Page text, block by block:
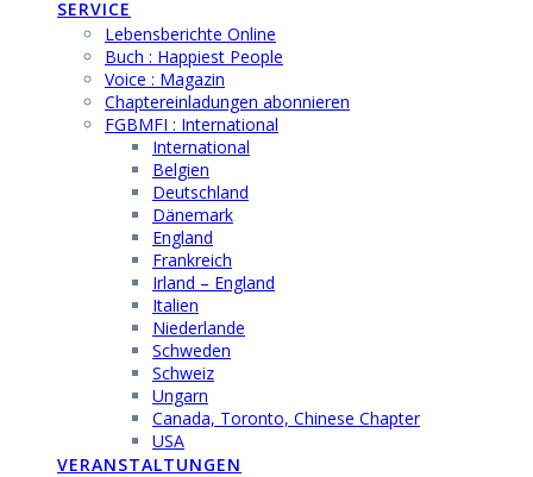
SERVICE
Lebensberichte Online
Buch : Happiest People
Voice : Magazin
Chaptereinladungen abonnieren
FGBMFI : International
International
Belgien
Deutschland
Dänemark
England
Frankreich
Irland – England
Italien
Niederlande
Schweden
Schweiz
Ungarn
Canada, Toronto, Chinese Chapter
USA
VERANSTALTUNGEN